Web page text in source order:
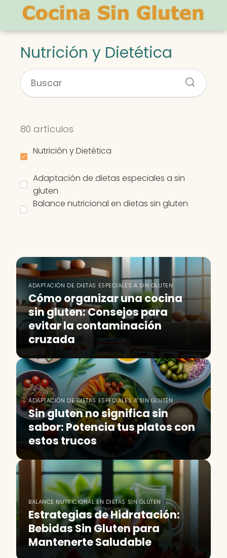
Nutrición y Dietética
80 artículos
Nutrición y Dietética
Adaptación de dietas especiales a sin
gluten
Balance nutricional en dietas sin gluten
ADAPTACIÓN DE DIETAS ESPECIALES A SIN GLUTEN
Cómo organizar una cocina
sin gluten: Consejos para
evitar la contaminación
cruzada
ADAPTACIÓN DE DIETAS ESPECIALES A SIN GLUTEN
Sin gluten no significa sin
sabor: Potencia tus platos con
estos trucos
BALANCE NUTRICIONAL EN DIETAS SIN GLUTEN
Estrategias de Hidratación:
Bebidas Sin Gluten para
Mantenerte Saludable